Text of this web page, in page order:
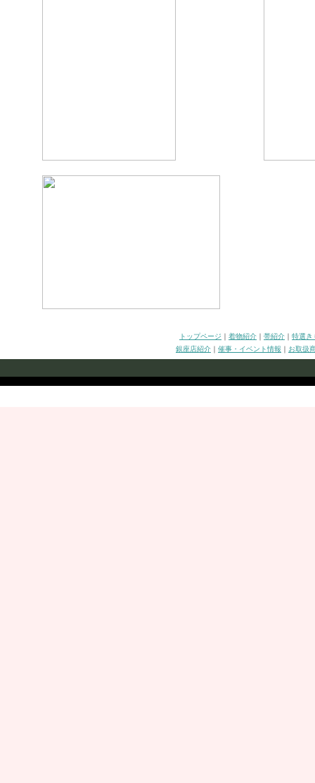
トップページ ｜ 着物紹介 ｜ 帯紹介 ｜ 特選き
銀座店紹介 ｜ 催事・イベント情報 ｜ お取扱